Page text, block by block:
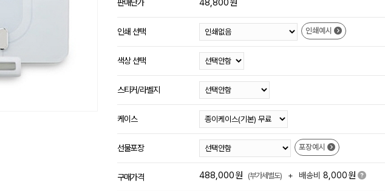
판매단가 48,800원
인쇄 선택 인쇄예시
색상 선택
스티커/라벨지
케이스
선물포장 포장예시
구매가격 488,000원 (부가세별도) + 배송비 8,000원